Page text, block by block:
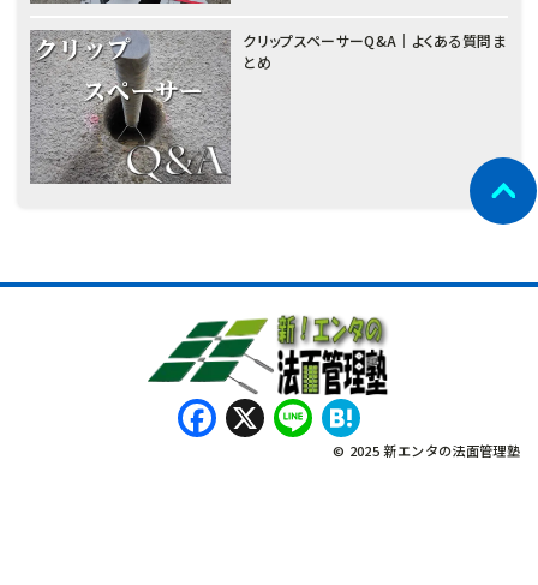
クリップスペーサーQ&A｜よくある質問ま
とめ
Facebook
X Line
© 2025 新エンタの法面管理塾